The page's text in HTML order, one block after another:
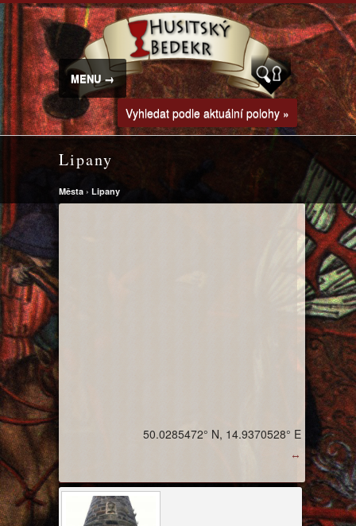
MENU →
Vyhledat podle aktuální polohy »
Lipany
Města › Lipany
↔
50.0285472° N, 14.9370528° E